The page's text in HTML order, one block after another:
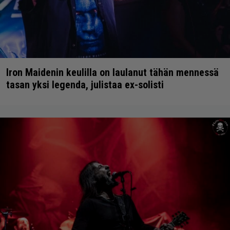
Iron Maidenin keulilla on laulanut tähän mennessä
tasan yksi legenda, julistaa ex-solisti